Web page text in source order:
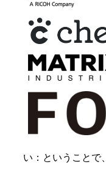
い：ということで